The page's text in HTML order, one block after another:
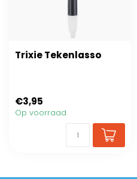
Trixie Tekenlasso
€3,95
Op voorraad